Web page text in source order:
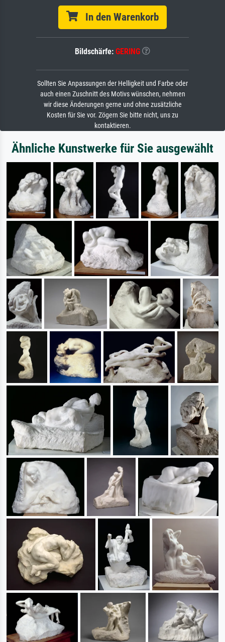
In den Warenkorb
Bildschärfe: GERING
Sollten Sie Anpassungen der Helligkeit und Farbe oder
auch einen Zuschnitt des Motivs wünschen, nehmen
wir diese Änderungen gerne und ohne zusätzliche
Kosten für Sie vor. Zögern Sie bitte nicht, uns zu
kontaktieren.
Ähnliche Kunstwerke für Sie ausgewählt